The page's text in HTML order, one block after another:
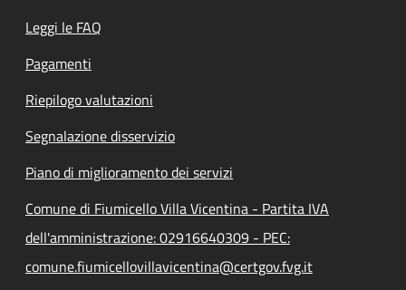
Leggi le FAQ
Pagamenti
Riepilogo valutazioni
Segnalazione disservizio
Piano di miglioramento dei servizi
Comune di Fiumicello Villa Vicentina - Partita IVA
dell'amministrazione: 02916640309 - PEC:
comune.fiumicellovillavicentina@certgov.fvg.it